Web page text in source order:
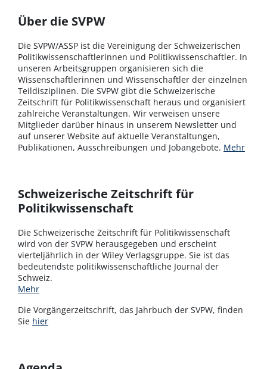
Über die SVPW
Die SVPW/ASSP ist die Vereinigung der Schweizerischen
Politikwissenschaftlerinnen und Politikwissenschaftler. In
unseren Arbeitsgruppen organisieren sich die
Wissenschaftlerinnen und Wissenschaftler der einzelnen
Teildisziplinen. Die SVPW gibt die Schweizerische
Zeitschrift für Politikwissenschaft heraus und organisiert
zahlreiche Veranstaltungen. Wir verweisen unsere
Mitglieder darüber hinaus in unserem Newsletter und
auf unserer Website auf aktuelle Veranstaltungen,
Publikationen, Ausschreibungen und Jobangebote. Mehr
Schweizerische Zeitschrift für
Politikwissenschaft
Die Schweizerische Zeitschrift für Politikwissenschaft
wird von der SVPW herausgegeben und erscheint
vierteljährlich in der Wiley Verlagsgruppe. Sie ist das
bedeutendste politikwissenschaftliche Journal der
Schweiz.
Mehr
Die Vorgängerzeitschrift, das Jahrbuch der SVPW, finden
Sie hier